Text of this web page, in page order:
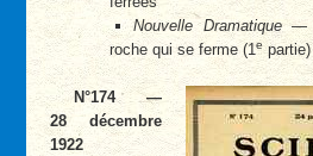
Nouvelle Dramatique—
roche qui se ferme (1epartie)
N°174 —
28 décembre
1922